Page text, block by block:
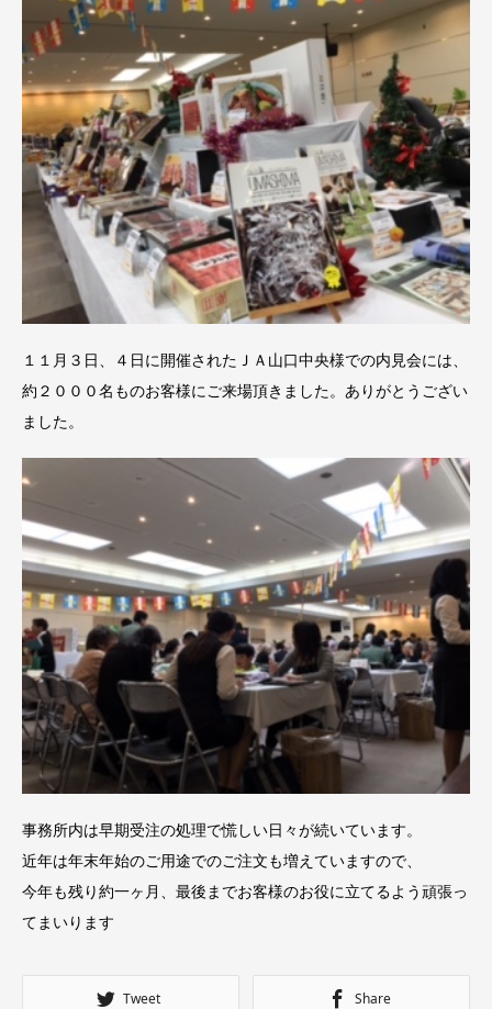
１１月３日、４日に開催されたＪＡ山口中央様での内見会には、
約２０００名ものお客様にご来場頂きました。ありがとうござい
ました。
事務所内は早期受注の処理で慌しい日々が続いています。
近年は年末年始のご用途でのご注文も増えていますので、
今年も残り約一ヶ月、最後までお客様のお役に立てるよう頑張っ
てまいります
Tweet Share